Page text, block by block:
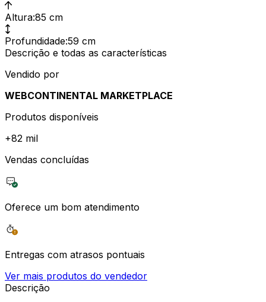
Altura:85 cm
Profundidade:59 cm
Descrição e todas as características
Vendido por
WEBCONTINENTAL MARKETPLACE
Produtos disponíveis
+82 mil
Vendas concluídas
Oferece um bom atendimento
Entregas com atrasos pontuais
Ver mais produtos do vendedor
Descrição